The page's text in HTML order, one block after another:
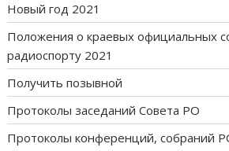
Новый год 2021
Положения о краевых официальных
радиоспорту 2021
Получить позывной
Протоколы заседаний Совета РО
Протоколы конференций, собраний